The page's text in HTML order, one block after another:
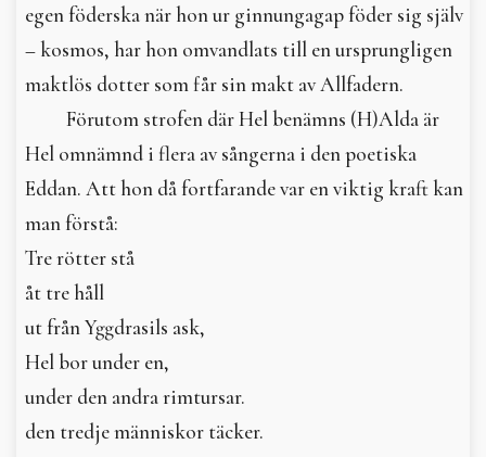
egen föderska när hon ur ginnungagap föder sig själv
– kosmos, har hon omvandlats till en ursprungligen
maktlös dotter som får sin makt av Allfadern.
Förutom strofen där Hel benämns (H)Alda är
Hel omnämnd i flera av sångerna i den poetiska
Eddan. Att hon då fortfarande var en viktig kraft kan
man förstå:
Tre rötter stå
åt tre håll
ut från Yggdrasils ask,
Hel bor under en,
under den andra rimtursar.
den tredje människor täcker.